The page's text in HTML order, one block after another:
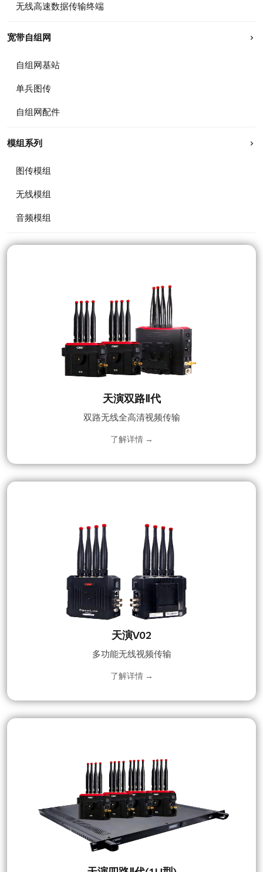
无线高速数据传输终端
宽带自组网
自组网基站
单兵图传
自组网配件
模组系列
图传模组
无线模组
音频模组
天演双路Ⅱ代
双路无线全高清视频传输
了解详情 →
天演V02
多功能无线视频传输
了解详情 →